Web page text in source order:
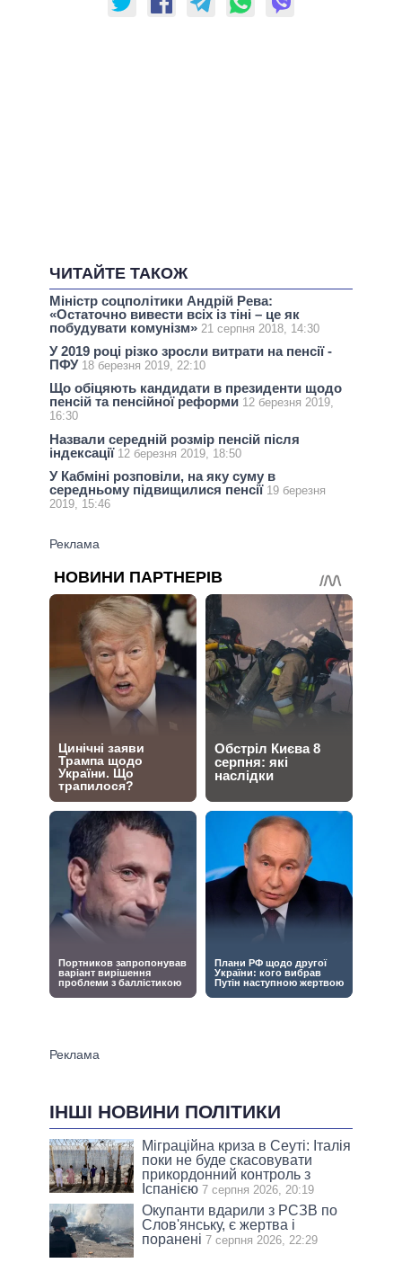
ЧИТАЙТЕ ТАКОЖ
Міністр соцполітики Андрій Рева:
«Остаточно вивести всіх із тіні – це як
побудувати комунізм» 21 серпня 2018, 14:30
У 2019 році різко зросли витрати на пенсії -
ПФУ 18 березня 2019, 22:10
Що обіцяють кандидати в президенти щодо
пенсій та пенсійної реформи 12 березня 2019,
16:30
Назвали середній розмір пенсій після
індексації 12 березня 2019, 18:50
У Кабміні розповіли, на яку суму в
середньому підвищилися пенсії 19 березня
2019, 15:46
ІНШІ НОВИНИ ПОЛІТИКИ
Міграційна криза в Сеуті: Італія
поки не буде скасовувати
прикордонний контроль з
Іспанією 7 серпня 2026, 20:19
Окупанти вдарили з РСЗВ по
Слов'янську, є жертва і
поранені 7 серпня 2026, 22:29